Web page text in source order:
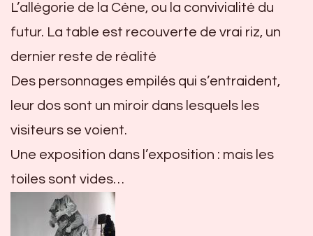
L’allégorie de la Cène, ou la convivialité du
futur. La table est recouverte de vrai riz, un
dernier reste de réalité
Des personnages empilés qui s’entraident,
leur dos sont un miroir dans lesquels les
visiteurs se voient.
Une exposition dans l’exposition : mais les
toiles sont vides…